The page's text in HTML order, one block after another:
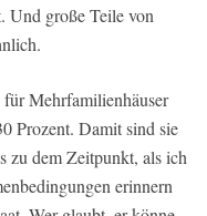
Und große Teile von
Mehrfamilienhäuser
Prozent. Damit sind sie
zu dem Zeitpunkt, als ich
erinnern